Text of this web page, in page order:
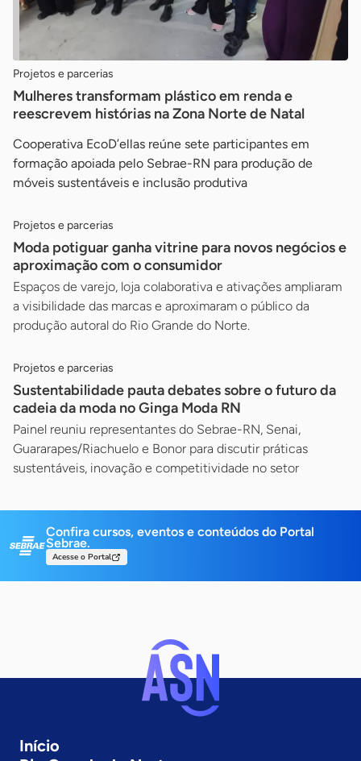
Projetos e parcerias
Mulheres transformam plástico em renda e
reescrevem histórias na Zona Norte de Natal
Cooperativa EcoD’ellas reúne sete participantes em
formação apoiada pelo Sebrae-RN para produção de
móveis sustentáveis e inclusão produtiva
Projetos e parcerias
Moda potiguar ganha vitrine para novos negócios e
aproximação com o consumidor
Espaços de varejo, loja colaborativa e ativações ampliaram
a visibilidade das marcas e aproximaram o público da
produção autoral do Rio Grande do Norte.
Projetos e parcerias
Sustentabilidade pauta debates sobre o futuro da
cadeia da moda no Ginga Moda RN
Painel reuniu representantes do Sebrae-RN, Senai,
Guararapes/Riachuelo e Bonor para discutir práticas
sustentáveis, inovação e competitividade no setor
Confira cursos, eventos e conteúdos do Portal
Sebrae.
Acesse o Portal
Início